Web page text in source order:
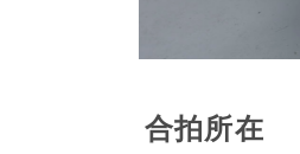
合拍所在